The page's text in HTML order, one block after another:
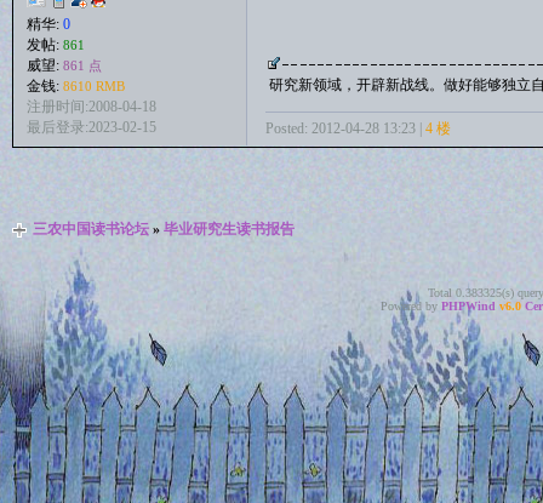
精华: 0
发帖: 861
威望: 861 点
金钱: 8610 RMB
注册时间:2008-04-18
最后登录:2023-02-15
研究新领域，开辟新战线。做好能够独立
Posted: 2012-04-28 13:23 | 4 楼
三农中国读书论坛» 毕业研究生读书报告
Total 0.383325(s)
Powered by PHPWind v6.0